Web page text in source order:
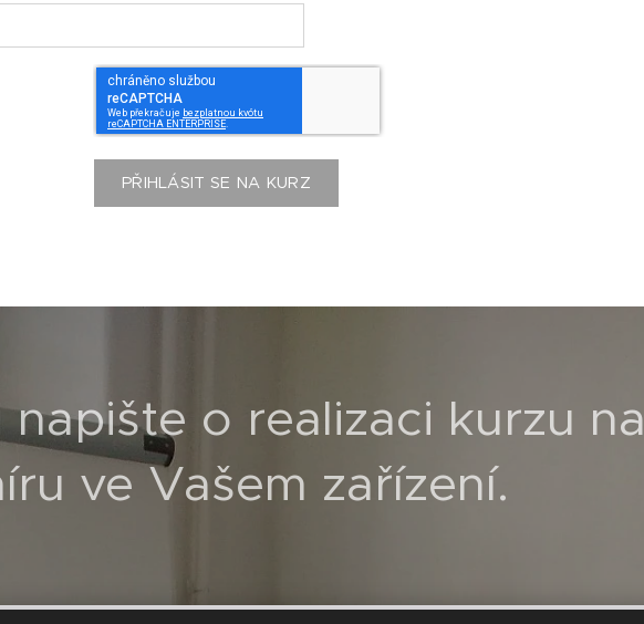
PŘIHLÁSIT SE NA KURZ
o realizaci kurzu na
ve Vašem zařízení.